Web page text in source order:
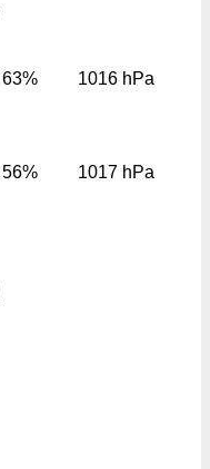
63% 1016 hPa
56% 1017 hPa